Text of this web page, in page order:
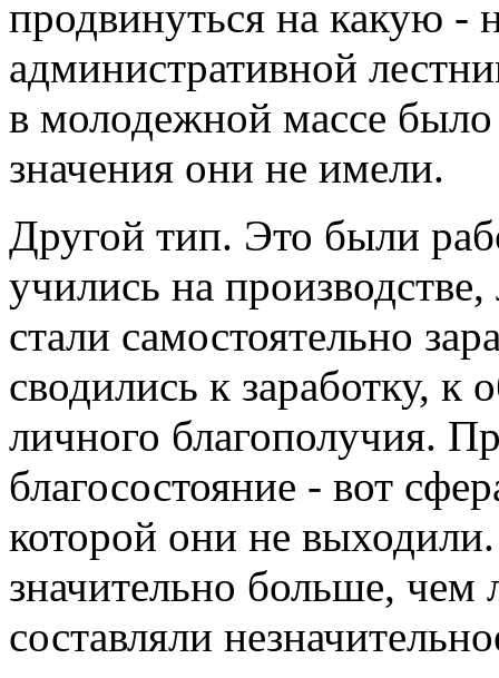
продвинуться на какую -
административной
в молодежной массе
значения они не имели.
Другой тип. Это были
учились на
стали самостоятельно
сводились к заработку,
личного благополучия.
благосостояние - вот
которой они не
значительно больше,
составляли